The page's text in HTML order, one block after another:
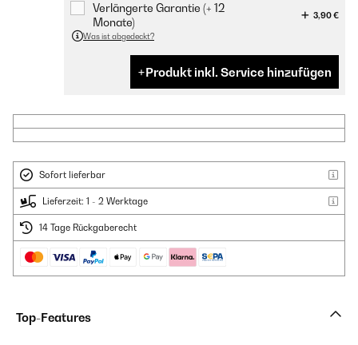
Verlängerte Garantie (+ 12
Monate)
3,90 €
Was ist abgedeckt?
Produkt inkl. Service hinzufügen
Sofort lieferbar
Lieferzeit: 1 - 2 Werktage
14 Tage Rückgaberecht
Top-Features